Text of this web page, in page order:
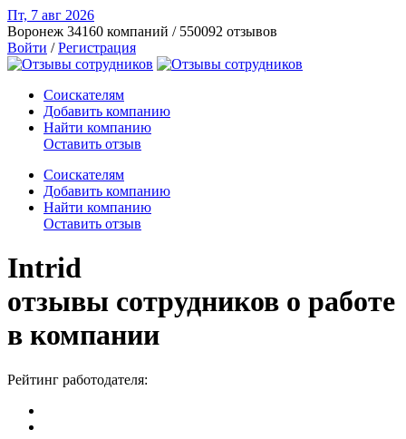
Пт, 7 авг 2026
Воронеж 34160 компаний / 550092 отзывов
Войти /Регистрация
Соискателям
Добавить компанию
Найти компанию
Оставить отзыв
Соискателям
Добавить компанию
Найти компанию
Оставить отзыв
Intrid
отзывы сотрудников о работе
в компании
Рейтинг работодателя: